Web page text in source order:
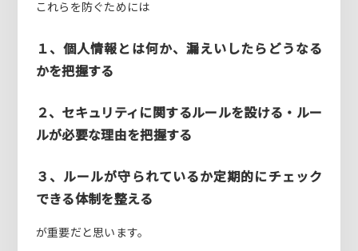
これらを防ぐためには
１、個人情報とは何か、漏えいしたらどうなる
かを把握する
２、セキュリティに関するルールを設ける・ルー
ルが必要な理由を把握する
３、ルールが守られているか定期的にチェック
できる体制を整える
が重要だと思います。